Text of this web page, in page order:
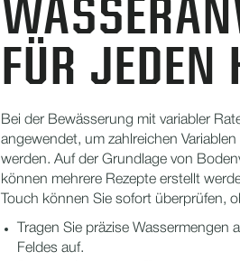
ÜR JEDEN
Bei der Bewässerung mit variabler
angewendet, um zahlreichen
werden. Auf der Grundlage von
können mehrere Rezepte erstellt
Touch können Sie sofort überprüfen,
Tragen Sie präzise Wassermengen
Feldes auf.